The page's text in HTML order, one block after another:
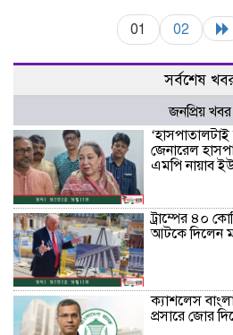
01 02
সর্বশেষ
জনপ্রিয় খবর
জেনারেল
এমপি নায়াব
ট্রাম্পের ৪০
আটকে দিলেন
ক্যাশলেস
প্রসারে জোর